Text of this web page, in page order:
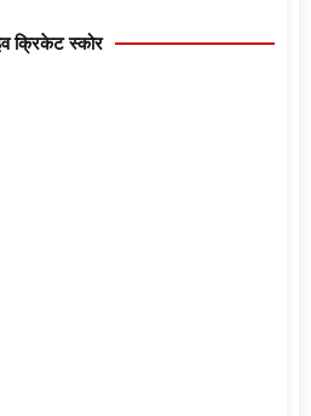
क्रिकेट स्कोर